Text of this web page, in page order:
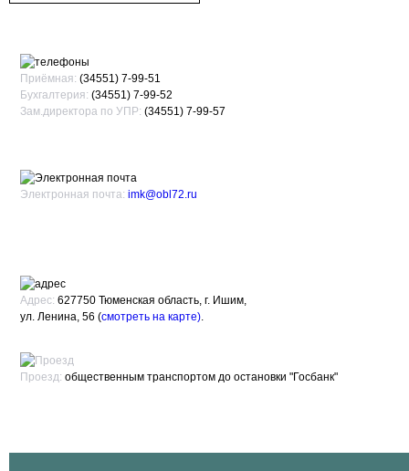
Приёмная: (34551) 7-99-51
Бухгалтерия: (34551) 7-99-52
Зам.директора по УПР: (34551) 7-99-57
Электронная почта: imk@obl72.ru
Адрес: 627750 Тюменская область, г. Ишим,
ул. Ленина, 56 (смотреть на карте).
Проезд: общественным транспортом до остановки "Госбанк"